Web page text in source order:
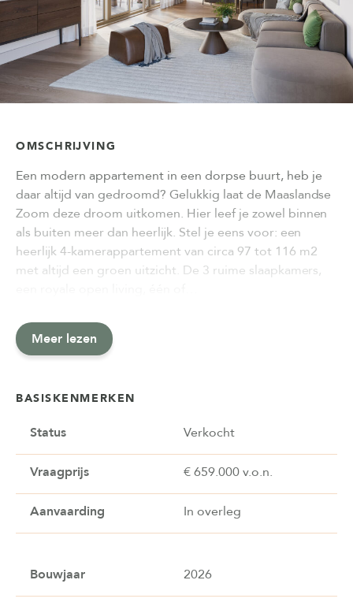
OMSCHRIJVING
Een modern appartement in een dorpse buurt, heb je
daar altijd van gedroomd? Gelukkig laat de Maaslandse
Zoom deze droom uitkomen. Hier leef je zowel binnen
als buiten meer dan heerlijk. Stel je eens voor: een
heerlijk 4-kamerappartement van circa 97 tot 116 m2
met altijd een groen uitzicht. De 3 ruime slaapkamers,
Meer lezen
BASISKENMERKEN
Status Verkocht
Vraagprijs € 659.000 v.o.n.
Aanvaarding In overleg
Bouwjaar 2026